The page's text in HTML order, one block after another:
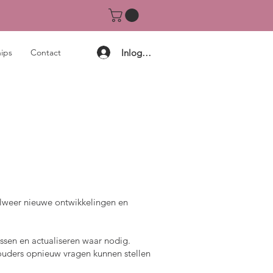
Contact Inloggen
nieuwe ontwikkelingen en
en actualiseren waar nodig.
opnieuw vragen kunnen stellen